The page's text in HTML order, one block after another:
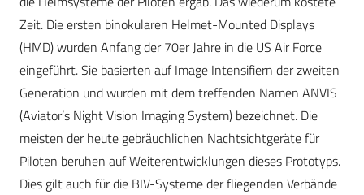
Zeit. Die ersten binokularen Helmet-Mounted Displays
(HMD) wurden Anfang der 70er Jahre in die US Air Force
eingeführt. Sie basierten auf Image Intensifiern der zweiten
Generation und wurden mit dem treffenden Namen ANVIS
(Aviator’s Night Vision Imaging System) bezeichnet. Die
meisten der heute gebräuchlichen Nachtsichtgeräte für
Piloten beruhen auf Weiterentwicklungen dieses Prototyps.
Dies gilt auch für die BIV-Systeme der fliegenden Verbände